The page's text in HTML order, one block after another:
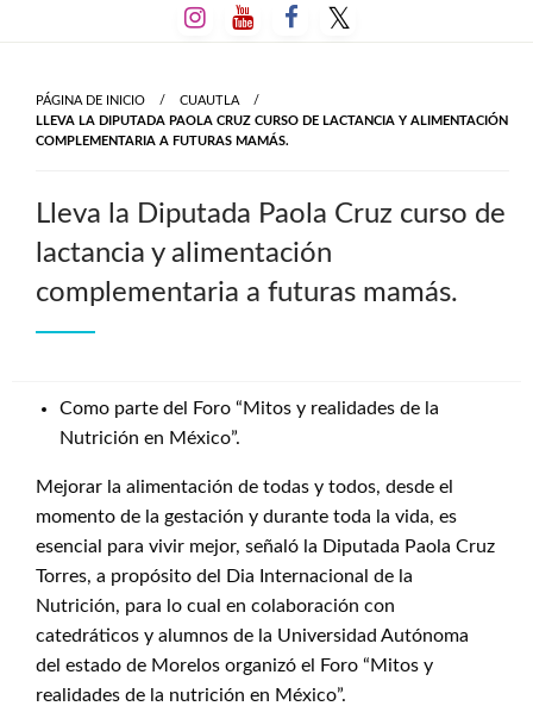
al
PÁGINA DE INICIO
CUAUTLA
LLEVA LA DIPUTADA PAOLA CRUZ CURSO DE LACTANCIA Y ALIMENTACIÓN
COMPLEMENTARIA A FUTURAS MAMÁS.
Lleva la Diputada Paola Cruz curso de
lactancia y alimentación
complementaria a futuras mamás.
Como parte del Foro “Mitos y realidades de la
Nutrición en México”.
Mejorar la alimentación de todas y todos, desde el
momento de la gestación y durante toda la vida, es
esencial para vivir mejor, señaló la Diputada Paola Cruz
Torres, a propósito del Dia Internacional de la
Nutrición, para lo cual en colaboración con
catedráticos y alumnos de la Universidad Autónoma
del estado de Morelos organizó el Foro “Mitos y
realidades de la nutrición en México”.